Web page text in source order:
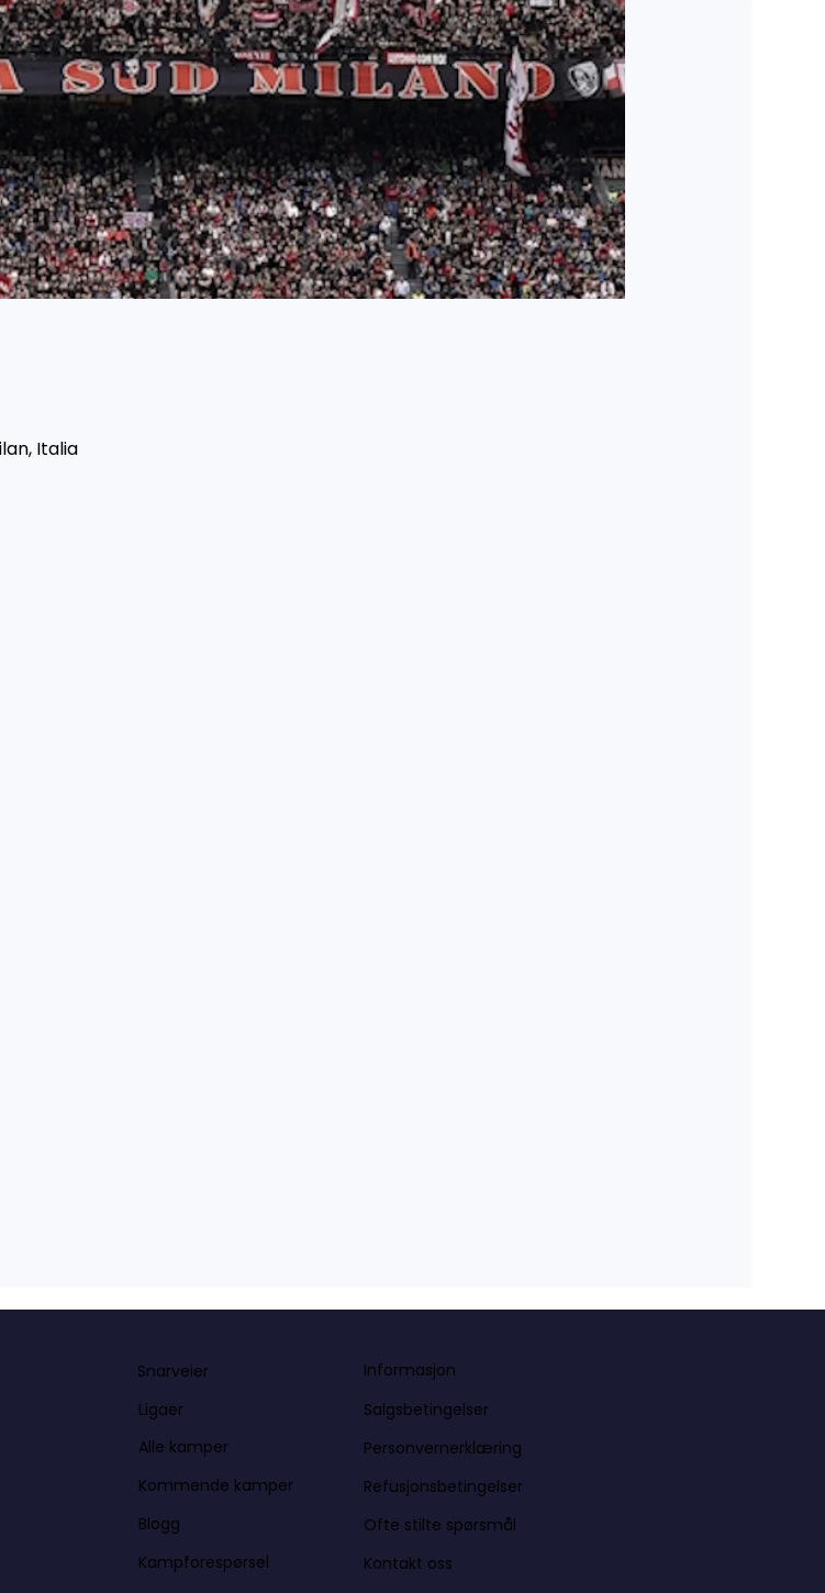
Italia
Snarveier
Ligaer
Alle kamper
Kommende kamper
Blogg
Kampforespørsel
Informasjon
Salgsbetingelser
Personvernerklæring
Refusjonsbetingelser
Ofte stilte spørsmål
Kontakt oss